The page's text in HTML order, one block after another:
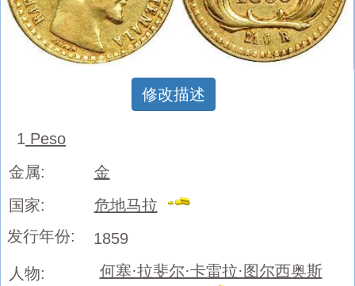
修改描述
1 Peso
金属:
金
国家:
危地马拉
发行年份:
1859
人物:
何塞·拉斐尔·卡雷拉·图尔西奥斯